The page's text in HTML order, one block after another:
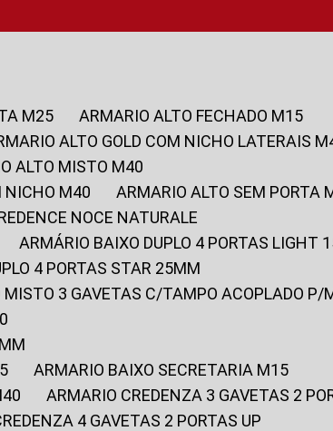
M25
ARMARIO ALTO FECHADO M15
ALTO GOLD COM NICHO LATERAIS
ALTO MISTO M40
NICHO M40
ARMARIO ALTO SEM PORTA
NOCE NATURALE
ARMÁRIO BAIXO DUPLO 4 PORTAS LIGHT
4 PORTAS STAR 25MM
MISTO 3 GAVETAS C/TAMPO ACOPLADO P/
ARMARIO BAIXO SECRETARIA M15
ARMARIO CREDENZA 3 GAVETAS 2
4 GAVETAS 2 PORTAS UP